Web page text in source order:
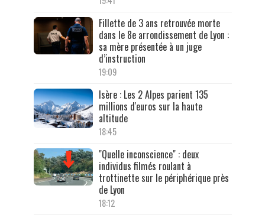
Fillette de 3 ans retrouvée morte
dans le 8e arrondissement de Lyon :
sa mère présentée à un juge
d’instruction
19:09
Isère : Les 2 Alpes parient 135
millions d'euros sur la haute
altitude
18:45
"Quelle inconscience" : deux
individus filmés roulant à
trottinette sur le périphérique près
de Lyon
18:12